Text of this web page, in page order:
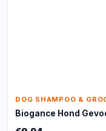
DOG SHAMPOO &
Biogance Hond